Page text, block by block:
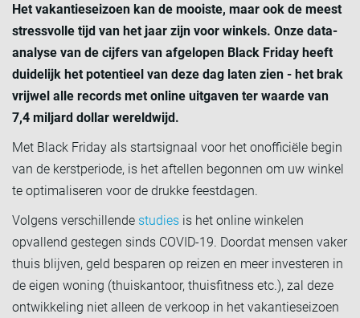
Het vakantieseizoen kan de mooiste, maar ook de meest
stressvolle tijd van het jaar zijn voor winkels. Onze data-
analyse van de cijfers van afgelopen Black Friday heeft
duidelijk het potentieel van deze dag laten zien - het brak
vrijwel alle records met online uitgaven ter waarde van
7,4 miljard dollar wereldwijd.
Met Black Friday als startsignaal voor het onofficiële begin
van de kerstperiode, is het aftellen begonnen om uw winkel
te optimaliseren voor de drukke feestdagen.
Volgens verschillende studies is het online winkelen
opvallend gestegen sinds COVID-19. Doordat mensen vaker
thuis blijven, geld besparen op reizen en meer investeren in
de eigen woning (thuiskantoor, thuisfitness etc.), zal deze
ontwikkeling niet alleen de verkoop in het vakantieseizoen